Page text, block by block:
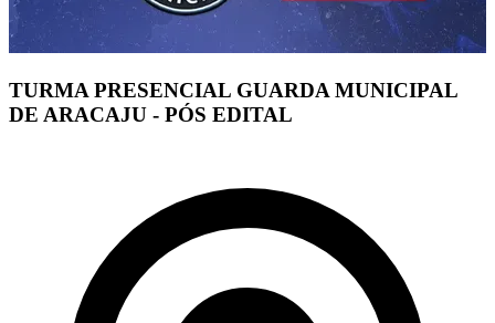
TURMA PRESENCIAL GUARDA MUNICIPAL
DE ARACAJU - PÓS EDITAL